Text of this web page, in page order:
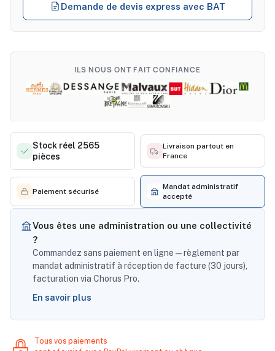
Demande de devis express avec BAT
ILS NOUS ONT FAIT CONFIANCE
Stock réel 2565
pièces
Livraison partout en
France
Paiement sécurisé
Mandat administratif
accepté
Vous êtes une administration ou une collectivité
?
Commandez sans paiement en ligne — règlement par
mandat administratif à réception de facture (30 jours),
facturation via Chorus Pro.
En savoir plus
Tous vos paiements